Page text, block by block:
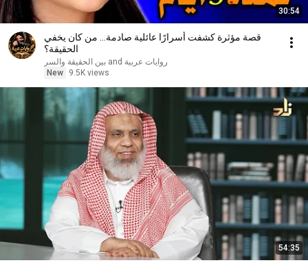
30:54
قصة مؤثرة كشفت أسرارًا عائلية صادمة... من كان يخفي
الحقيقة؟
روايات عربية and بين الحقيقة والسر
New
9.5K views
54:35